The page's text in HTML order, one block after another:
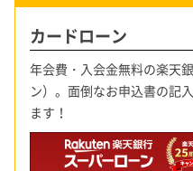
カードローン
年会費・入会金無料の楽天
ン）。面倒なお申込書の記
ます！